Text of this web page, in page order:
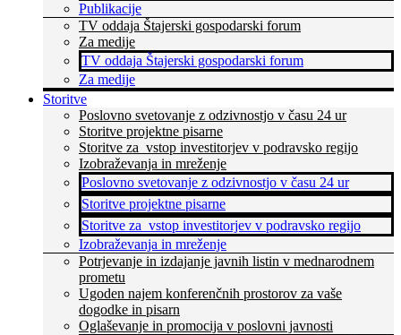
Publikacije
TV oddaja Štajerski gospodarski forum
Za medije
TV oddaja Štajerski gospodarski forum
Za medije
Storitve
Poslovno svetovanje z odzivnostjo v času 24 ur
Storitve projektne pisarne
Storitve za vstop investitorjev v podravsko regijo
Izobraževanja in mreženje
Poslovno svetovanje z odzivnostjo v času 24 ur
Storitve projektne pisarne
Storitve za vstop investitorjev v podravsko regijo
Izobraževanja in mreženje
Potrjevanje in izdajanje javnih listin v mednarodnem
prometu
Ugoden najem konferenčnih prostorov za vaše
dogodke in pisarn
Oglaševanje in promocija v poslovni javnosti